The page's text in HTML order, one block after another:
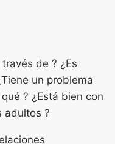
de ? ¿Es
un problema
? ¿Está bien con
adultos ?